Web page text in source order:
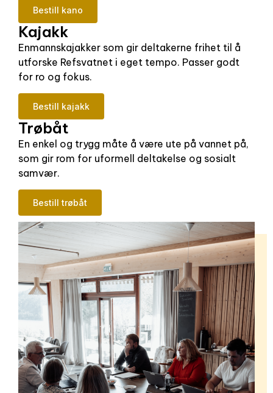
Bestill kano
Kajakk
Enmannskajakker som gir deltakerne frihet til å
utforske Refsvatnet i eget tempo. Passer godt
for ro og fokus.
Bestill kajakk
Trøbåt
En enkel og trygg måte å være ute på vannet på,
som gir rom for uformell deltakelse og sosialt
samvær.
Bestill trøbåt